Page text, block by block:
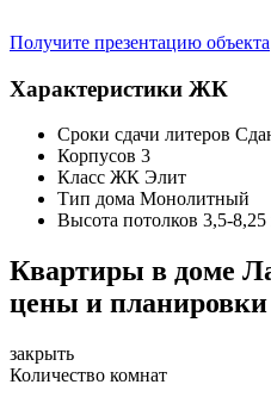
Получите презентацию объекта
Характеристики ЖК
Сроки сдачи литеров
Корпусов 3
Класс ЖК Элит
Тип дома Монолитный
Высота потолков 3,5-8,25
Квартиры в доме
цены и планировки
закрыть
Количество комнат